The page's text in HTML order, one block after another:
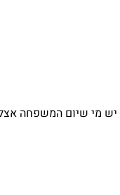
מי שיום המשפחה אצלו